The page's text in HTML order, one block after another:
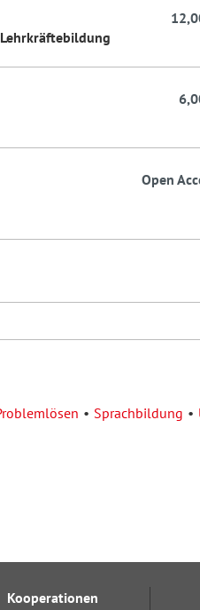
Open
Sprachbildung
Kooperationen